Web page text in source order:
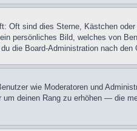
Oft sind dies Sterne, Kästchen
persönliches Bild, welches von
die Board-Administration nach den
wie Moderatoren und
deinen Rang zu erhöhen — die